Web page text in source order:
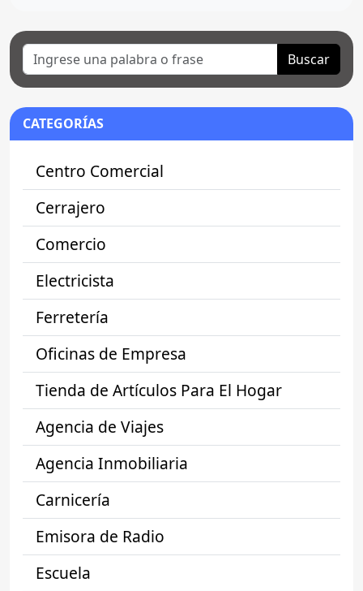
Buscar
CATEGORÍAS
Centro Comercial
Cerrajero
Comercio
Electricista
Ferretería
Oficinas de Empresa
Tienda de Artículos Para El Hogar
Agencia de Viajes
Agencia Inmobiliaria
Carnicería
Emisora de Radio
Escuela